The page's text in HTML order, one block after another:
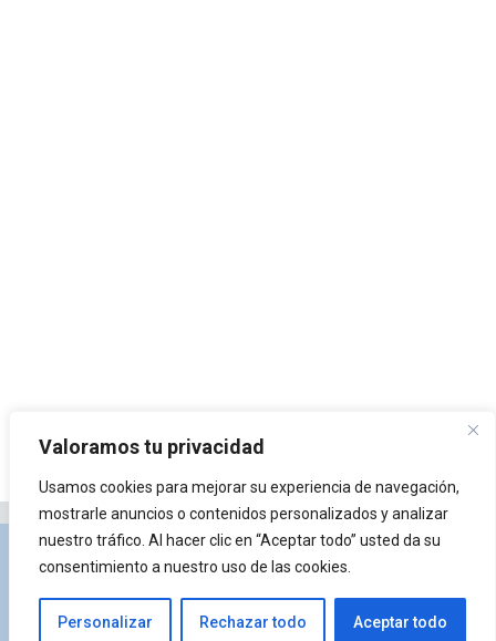
Valoramos tu privacidad
Usamos cookies para mejorar su experiencia de navegación,
mostrarle anuncios o contenidos personalizados y analizar
nuestro tráfico. Al hacer clic en “Aceptar todo” usted da su
consentimiento a nuestro uso de las cookies.
Personalizar Rechazar todo Aceptar todo
Privacidad y Política de Cookies Portal de
arquitectura Lista de Temas ¿Qué es Arkiplus?
© 2026 Arkiplus • Creado conGeneratePress